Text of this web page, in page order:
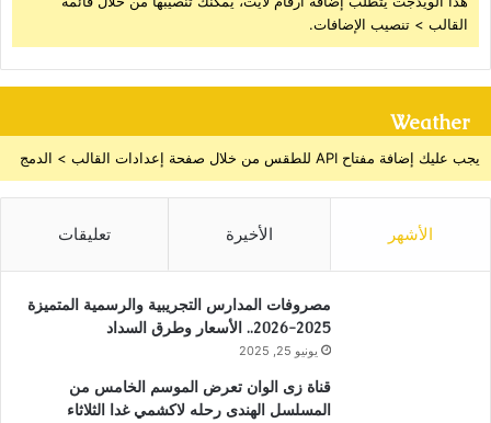
القالب > تنصيب الإضافات.
Weather
يجب عليك إضافة مفتاح API للطقس من خلال صفحة إعدادات القالب > الدمج
الأشهر الأخيرة تعليقات
مصروفات المدارس التجريبية والرسمية المتميزة
2025-2026.. الأسعار وطرق السداد
يونيو 25, 2025
قناة زى الوان تعرض الموسم الخامس من
المسلسل الهندى رحله لاكشمي غدا الثلاثاء